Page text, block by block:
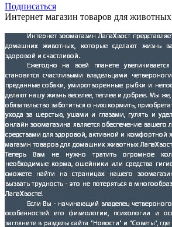
Подписаться
Интернет магазин товаров для животных